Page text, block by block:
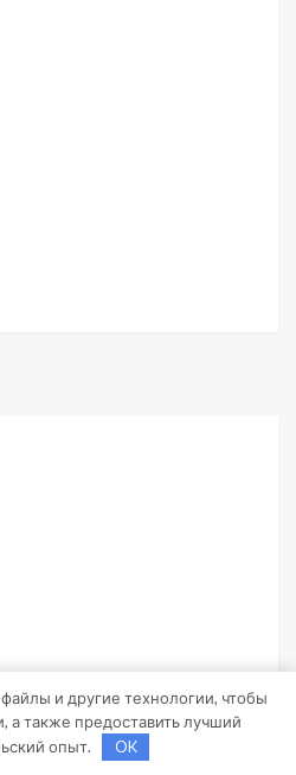
и другие технологии, чтобы
а также предоставить лучший
опыт.
OK